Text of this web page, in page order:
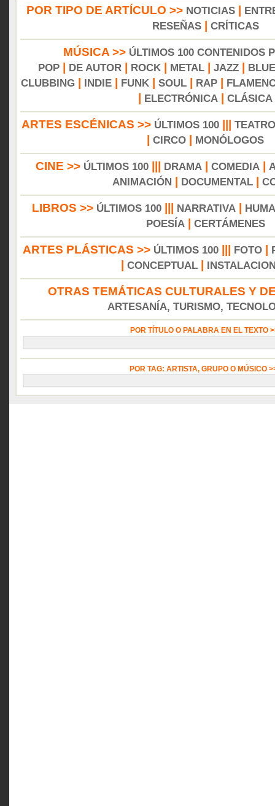
POR TIPO DE ARTÍCULO >> NOTICIAS|
RESEÑAS| CRÍTICAS
MÚSICA >> ÚLTIMOS 100 CONTENIDOS
POP
DE AUTOR ROCK METAL JAZZ
CLUBBING
INDIE FUNK SOUL RAP
ELECTRÓNICA CLÁSICA
ARTES ESCÉNICAS >> ÚLTIMOS 100||| TEATRO
CIRCO MONÓLOGOS
CINE >> ÚLTIMOS 100 DRAMA COMEDIA
ANIMACIÓN
DOCUMENTAL|
LIBROS >> ÚLTIMOS 100 NARRATIVA
POESÍA| CERTÁMENES
ARTES PLÁSTICAS >> ÚLTIMOS 100 FOTO
CONCEPTUAL
OTRAS TEMÁTICAS CULTURALES Y
ARTESANÍA, TURISMO,
POR TÍTULO O PALABRA EN EL TEXTO
POR TAG: ARTISTA, GRUPO O MÚSICO